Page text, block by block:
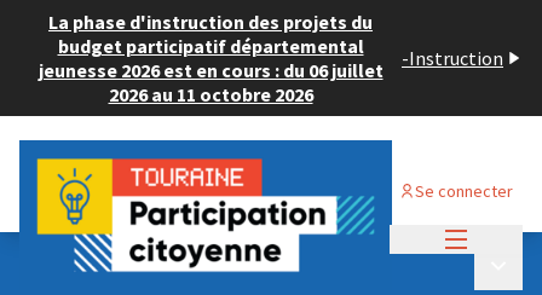
La phase d'instruction des projets du
budget participatif départemental
jeunesse 2026 est en cours : du 06 juillet
2026 au 11 octobre 2026
-Instruction
Se connecter
Budget Participatif JEUNESSE 2024
💡 Consulter les projets déposés